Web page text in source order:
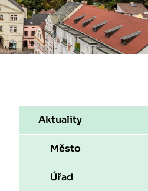
Aktuality
Město
Úřad